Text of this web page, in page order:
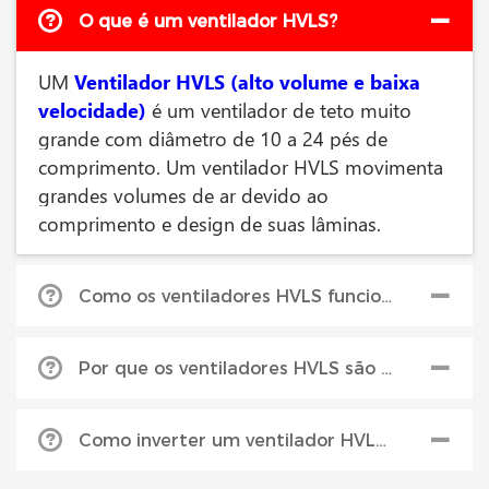
O que é um ventilador HVLS?
UM Ventilador HVLS (alto volume e baixa
velocidade) é um ventilador de teto muito
grande com diâmetro de 10 a 24 pés de
comprimento. Um ventilador HVLS movimenta
grandes volumes de ar devido ao
comprimento e design de suas lâminas.
Como os ventiladores HVLS funcionam para resfriar uma área?
Fãs HVLS
quebrar o ar úmido e acelerar a
evaporação para produzir um efeito de
aerofólio do Serco ATEC produz uma coluna de
Por que os ventiladores HVLS são mais eficientes?
Como eles cobrem mais área, eles economizam
dinheiro em comparação a ter muitos
Como inverter um ventilador HVLS aquece uma área?